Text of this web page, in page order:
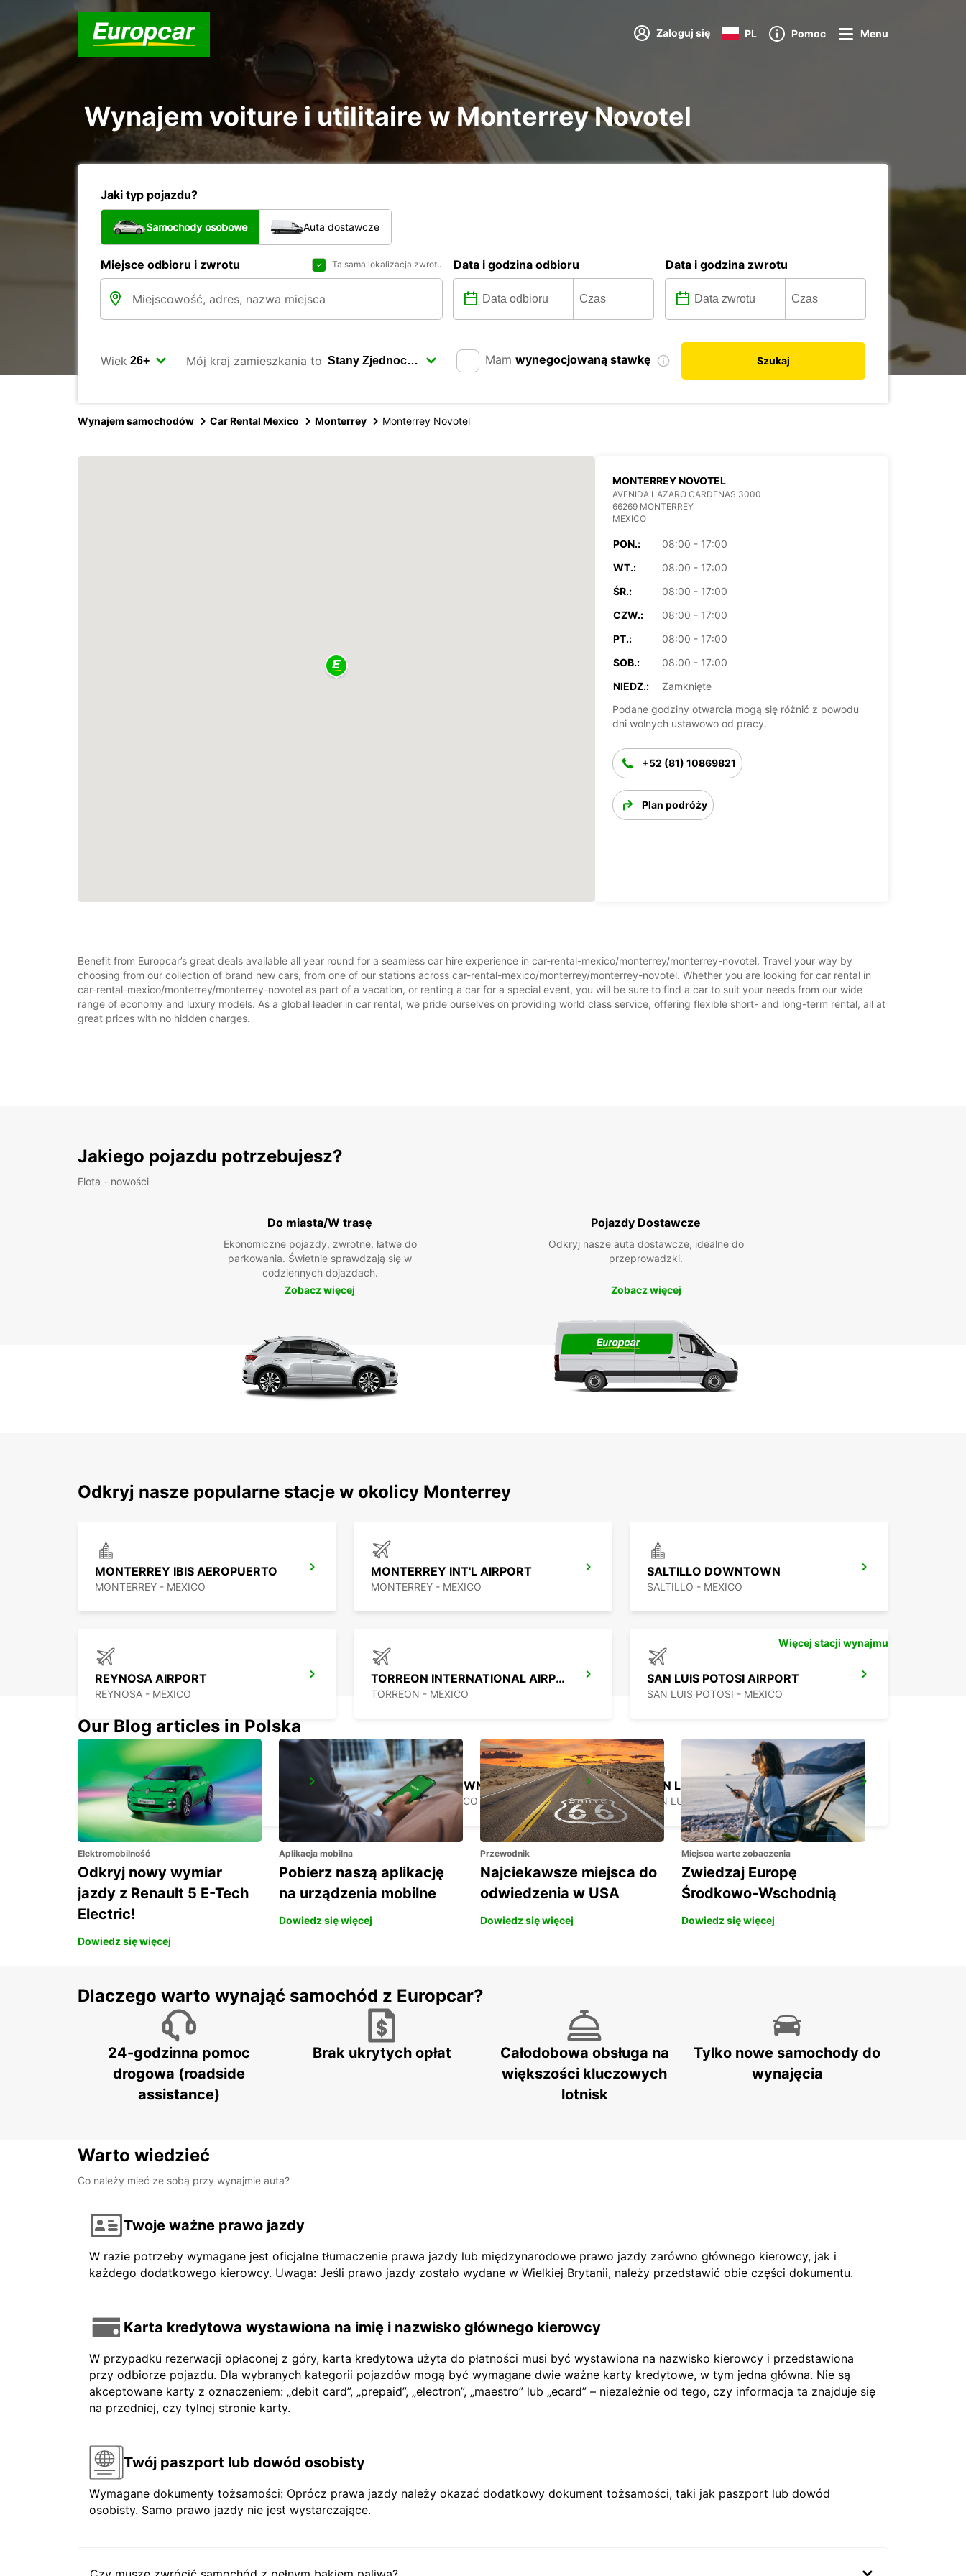
Zaloguj się PL Pomoc Menu
Wynajem voiture i utilitaire w Monterrey Novotel
Jaki typ pojazdu?
Samochody osobowe Auta dostawcze
Miejsce odbioru i zwrotu Ta sama lokalizacja zwrotu Data i godzina odbioru Data i godzina zwrotu
Wiek Mój kraj zamieszkania to Mam wynegocjowaną stawkę Szukaj
Wynajem samochodów Car Rental Mexico Monterrey Monterrey Novotel
MONTERREY NOVOTEL
AVENIDA LAZARO CARDENAS 3000
66269 MONTERREY
MEXICO
PON.:
08:00 - 17:00
WT.:
08:00 - 17:00
ŚR.:
08:00 - 17:00
CZW.:
08:00 - 17:00
PT.:
08:00 - 17:00
SOB.:
08:00 - 17:00
NIEDZ.:
Zamknięte
Podane godziny otwarcia mogą się różnić z powodu
dni wolnych ustawowo od pracy.
+52 (81) 10869821
Plan podróży
Benefit from Europcar’s great deals available all year round for a seamless car hire experience in car-rental-mexico/monterrey/monterrey-novotel. Travel your way by
choosing from our collection of brand new cars, from one of our stations across car-rental-mexico/monterrey/monterrey-novotel. Whether you are looking for car rental in
car-rental-mexico/monterrey/monterrey-novotel as part of a vacation, or renting a car for a special event, you will be sure to find a car to suit your needs from our wide
range of economy and luxury models. As a global leader in car rental, we pride ourselves on providing world class service, offering flexible short- and long-term rental, all at
great prices with no hidden charges.
Jakiego pojazdu potrzebujesz?
Flota - nowości
Do miasta/W trasę
Ekonomiczne pojazdy, zwrotne, łatwe do
parkowania. Świetnie sprawdzają się w
codziennych dojazdach.
Zobacz więcej
Pojazdy Dostawcze
Odkryj nasze auta dostawcze, idealne do
przeprowadzki.
Zobacz więcej
Odkryj nasze popularne stacje w okolicy Monterrey
MONTERREY IBIS AEROPUERTO
MONTERREY - MEXICO
MONTERREY INT'L AIRPORT
MONTERREY - MEXICO
SALTILLO DOWNTOWN
SALTILLO - MEXICO
REYNOSA AIRPORT
REYNOSA - MEXICO
TORREON INTERNATIONAL AIRPORT
TORREON - MEXICO
SAN LUIS POTOSI AIRPORT
SAN LUIS POTOSI - MEXICO
ZACATECAS AIRPORT
ZACATECAS - MEXICO
ZACATECAS DOWNTOWN
ZACATECAS - MEXICO
SAN LUIS POTOSI DOWNTOWN
SAN LUIS POTOSI - MEXICO
Więcej stacji wynajmu
Our Blog articles in Polska
Elektromobilność
Odkryj nowy wymiar
jazdy z Renault 5 E-Tech
Electric!
Dowiedz się więcej
Aplikacja mobilna
Pobierz naszą aplikację
na urządzenia mobilne
Dowiedz się więcej
Przewodnik
Najciekawsze miejsca do
odwiedzenia w USA
Dowiedz się więcej
Miejsca warte zobaczenia
Zwiedzaj Europę
Środkowo-Wschodnią
Dowiedz się więcej
Dlaczego warto wynająć samochód z Europcar?
24-godzinna pomoc
drogowa (roadside
assistance)
Brak ukrytych opłat
Całodobowa obsługa na
większości kluczowych
lotnisk
Tylko nowe samochody do
wynajęcia
Warto wiedzieć
Co należy mieć ze sobą przy wynajmie auta?
Twoje ważne prawo jazdy
W razie potrzeby wymagane jest oficjalne tłumaczenie prawa jazdy lub międzynarodowe prawo jazdy zarówno głównego kierowcy, jak i
każdego dodatkowego kierowcy. Uwaga: Jeśli prawo jazdy zostało wydane w Wielkiej Brytanii, należy przedstawić obie części dokumentu.
Karta kredytowa wystawiona na imię i nazwisko głównego kierowcy
W przypadku rezerwacji opłaconej z góry, karta kredytowa użyta do płatności musi być wystawiona na nazwisko kierowcy i przedstawiona
przy odbiorze pojazdu. Dla wybranych kategorii pojazdów mogą być wymagane dwie ważne karty kredytowe, w tym jedna główna. Nie są
akceptowane karty z oznaczeniem: „debit card”, „prepaid”, „electron”, „maestro” lub „ecard” – niezależnie od tego, czy informacja ta znajduje się
na przedniej, czy tylnej stronie karty.
Twój paszport lub dowód osobisty
Wymagane dokumenty tożsamości: Oprócz prawa jazdy należy okazać dodatkowy dokument tożsamości, taki jak paszport lub dowód
osobisty. Samo prawo jazdy nie jest wystarczające.